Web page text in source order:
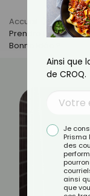
Accueil Actus
Prendre Une
Bonne Idée ?
Ainsi que
de CROQ.
Je
Prisma
des
ainsi
que